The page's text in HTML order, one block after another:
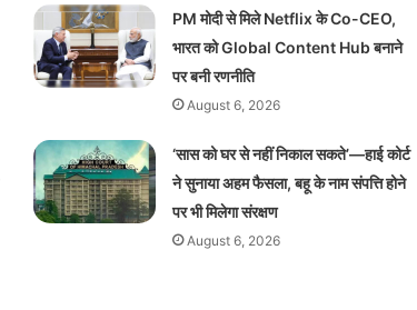
PM मोदी से मिले Netflix के Co-CEO,
भारत को Global Content Hub बनाने
पर बनी रणनीति
August 6, 2026
‘सास को घर से नहीं निकाल सकते’—हाई कोर्ट
ने सुनाया अहम फैसला, बहू के नाम संपत्ति होने
पर भी मिलेगा संरक्षण
August 6, 2026